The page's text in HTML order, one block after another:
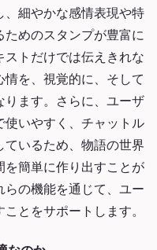
細やかな感情表現や特
めのスタンプが豊富に
トだけでは伝えきれな
を、視覚的に、そして
ます。さらに、ユーザ
いやすく、チャットル
いるため、物語の世界
簡単に作り出すことが
らの機能を通じて、ユー
とをサポートします。